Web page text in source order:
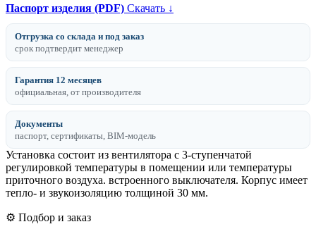
Паспорт изделия (PDF) Скачать ↓
Отгрузка со склада и под заказ
срок подтвердит менеджер
Гарантия 12 месяцев
официальная, от производителя
Документы
паспорт, сертификаты, BIM-модель
Установка состоит из вентилятора с 3-ступенчатой
регулировкой температуры в помещении или температуры
приточного воздуха. встроенного выключателя. Корпус имеет
тепло- и звукоизоляцию толщиной 30 мм.
⚙️ Подбор и заказ